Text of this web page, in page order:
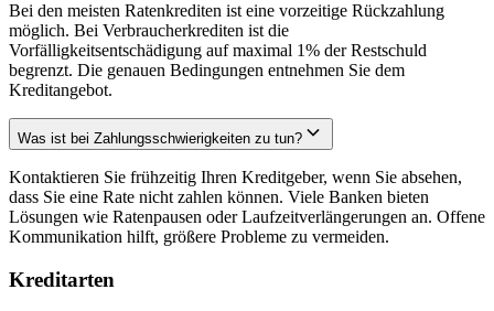
Bei den meisten Ratenkrediten ist eine vorzeitige Rückzahlung
möglich. Bei Verbraucherkrediten ist die
Vorfälligkeitsentschädigung auf maximal 1% der Restschuld
begrenzt. Die genauen Bedingungen entnehmen Sie dem
Kreditangebot.
Was ist bei Zahlungsschwierigkeiten zu tun?
Kontaktieren Sie frühzeitig Ihren Kreditgeber, wenn Sie absehen,
dass Sie eine Rate nicht zahlen können. Viele Banken bieten
Lösungen wie Ratenpausen oder Laufzeitverlängerungen an. Offene
Kommunikation hilft, größere Probleme zu vermeiden.
Kreditarten